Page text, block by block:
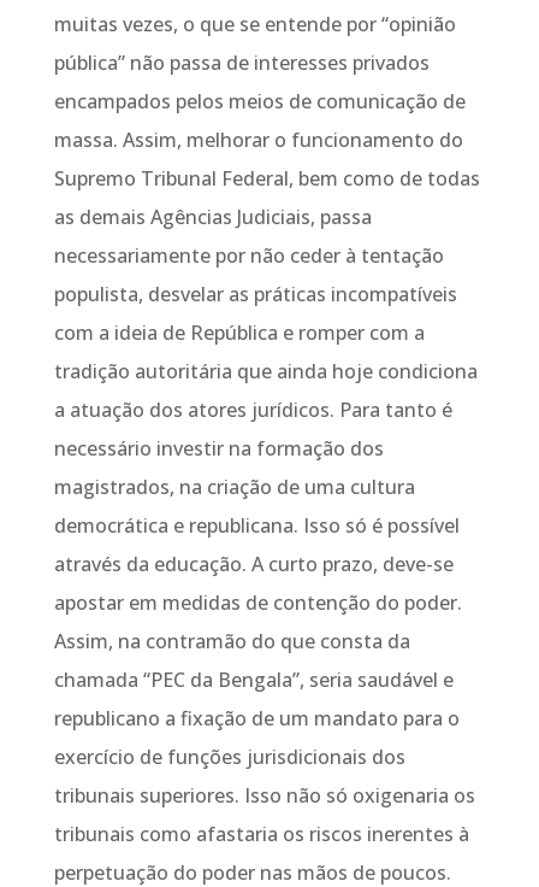
muitas vezes, o que se entende por “opinião
pública” não passa de interesses privados
encampados pelos meios de comunicação de
massa. Assim, melhorar o funcionamento do
Supremo Tribunal Federal, bem como de todas
as demais Agências Judiciais, passa
necessariamente por não ceder à tentação
populista, desvelar as práticas incompatíveis
com a ideia de República e romper com a
tradição autoritária que ainda hoje condiciona
a atuação dos atores jurídicos. Para tanto é
necessário investir na formação dos
magistrados, na criação de uma cultura
democrática e republicana. Isso só é possível
através da educação. A curto prazo, deve-se
apostar em medidas de contenção do poder.
Assim, na contramão do que consta da
chamada “PEC da Bengala”, seria saudável e
republicano a fixação de um mandato para o
exercício de funções jurisdicionais dos
tribunais superiores. Isso não só oxigenaria os
tribunais como afastaria os riscos inerentes à
perpetuação do poder nas mãos de poucos.